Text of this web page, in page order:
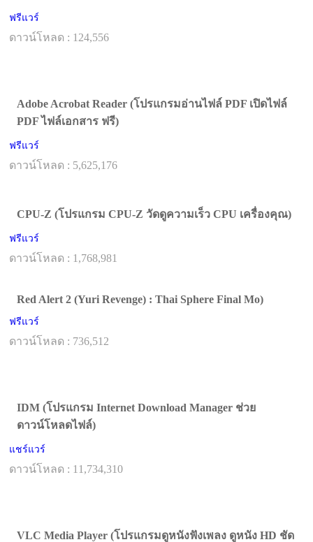
ฟรีแวร์
ดาวน์โหลด : 124,556
Adobe Acrobat Reader (โปรแกรมอ่านไฟล์ PDF เปิดไฟล์
PDF ไฟล์เอกสาร ฟรี)
ฟรีแวร์
ดาวน์โหลด : 5,625,176
CPU-Z (โปรแกรม CPU-Z วัดดูความเร็ว CPU เครื่องคุณ)
ฟรีแวร์
ดาวน์โหลด : 1,768,981
Red Alert 2 (Yuri Revenge) : Thai Sphere Final Mo)
ฟรีแวร์
ดาวน์โหลด : 736,512
IDM (โปรแกรม Internet Download Manager ช่วย
ดาวน์โหลดไฟล์)
แชร์แวร์
ดาวน์โหลด : 11,734,310
VLC Media Player (โปรแกรมดูหนังฟังเพลง ดูหนัง HD ชัด